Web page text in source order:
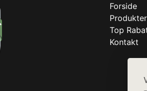
Forside
Produkter
Top
Kontakt